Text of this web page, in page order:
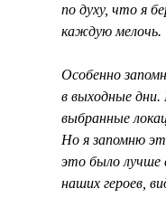
по духу, что я
каждую мелочь.
Особенно
в выходные
выбранные
Но я запомню
это было лучше
наших героев,